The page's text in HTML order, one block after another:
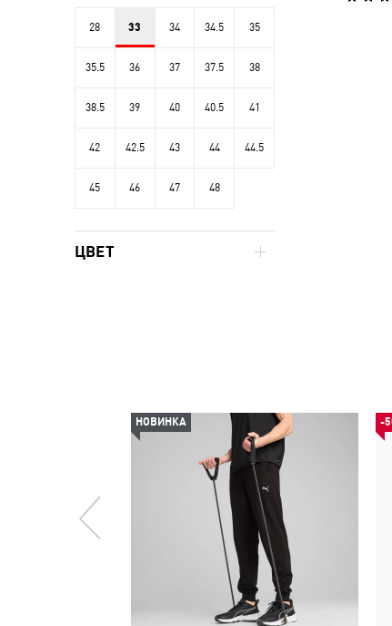
28 33 34 34.5 35
35.5 36 37 37.5 38
38.5 39 40 40.5 41
42 42.5 43 44 44.5
45 46 47 48
ЦВЕТ
НОВИНКА -